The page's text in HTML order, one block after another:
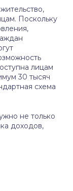
Поскольку
лицам
30 тысяч
схема
не только
доходов,